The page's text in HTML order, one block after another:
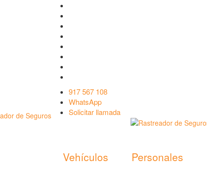
917 567 108
WhatsApp
Solicitar llamada
Vehículos Personales